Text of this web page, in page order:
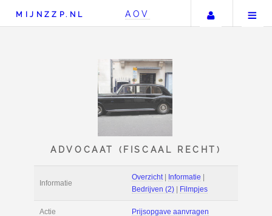
MIJNZZP.NL AOV Uw
ADVOCAAT (FISCAAL